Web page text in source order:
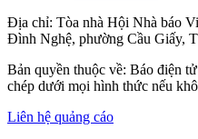
Địa chỉ: Tòa nhà Hội Nhà báo
Đình Nghệ, phường Cầu Giấy,
Bản quyền thuộc về: Báo điện
chép dưới mọi hình thức nếu
Liên hệ quảng cáo